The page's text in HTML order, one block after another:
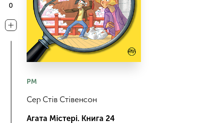
РМ
Сер Стів Стівенсон
Агата Містері. Книга 24
0